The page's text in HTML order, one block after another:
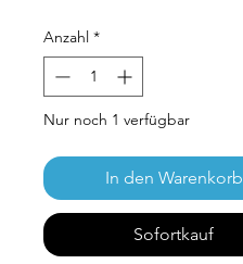
Anzahl *
Nur noch 1 verfügbar
In den Warenkorb
Sofortkauf